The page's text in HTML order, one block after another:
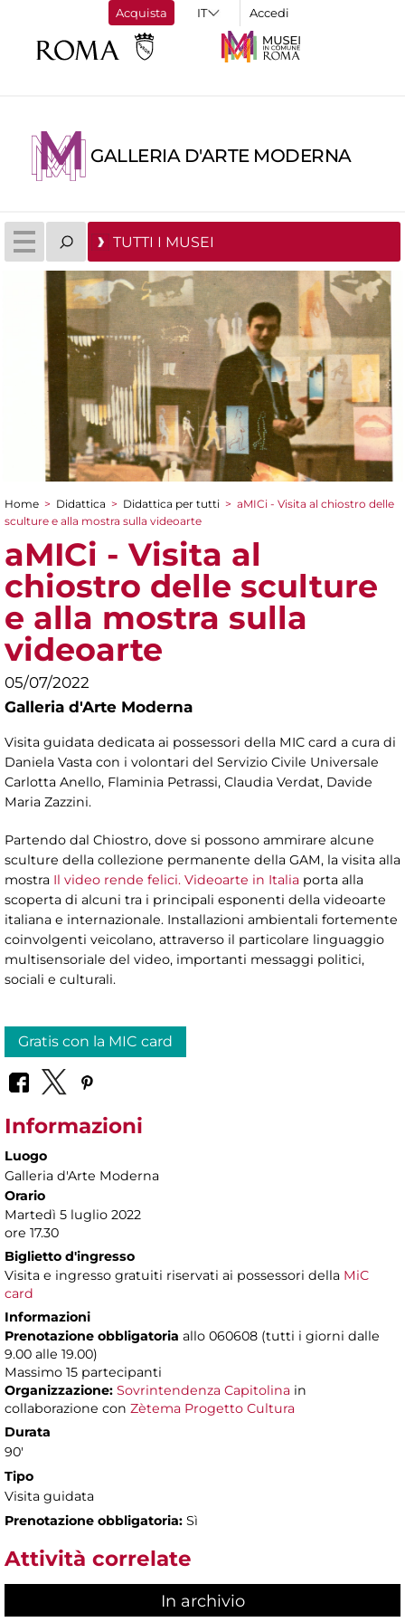
Acquista Accedi
GALLERIA D'ARTE MODERNA
TUTTI I MUSEI
Tu sei qui
Home > Didattica > Didattica per tutti > aMICi - Visita al chiostro delle
sculture e alla mostra sulla videoarte
aMICi - Visita al
chiostro delle sculture
e alla mostra sulla
videoarte
05/07/2022
Galleria d'Arte Moderna
Visita guidata dedicata ai possessori della MIC card a cura di
Daniela Vasta con i volontari del Servizio Civile Universale
Carlotta Anello, Flaminia Petrassi, Claudia Verdat, Davide
Maria Zazzini.
Partendo dal Chiostro, dove si possono ammirare alcune
sculture della collezione permanente della GAM, la visita alla
mostra Il video rende felici. Videoarte in Italia porta alla
scoperta di alcuni tra i principali esponenti della videoarte
italiana e internazionale. Installazioni ambientali fortemente
coinvolgenti veicolano, attraverso il particolare linguaggio
multisensoriale del video, importanti messaggi politici,
sociali e culturali.
Gratis con la MIC card
Informazioni
Luogo
Galleria d'Arte Moderna
Orario
Martedì 5 luglio 2022
ore 17.30
Biglietto d'ingresso
Visita e ingresso gratuiti riservati ai possessori della MiC
card
Informazioni
Prenotazione obbligatoria allo 060608 (tutti i giorni dalle
9.00 alle 19.00)
Massimo 15 partecipanti
Organizzazione: Sovrintendenza Capitolina in
collaborazione con Zètema Progetto Cultura
Durata
90'
Tipo
Visita guidata
Prenotazione obbligatoria: Sì
Attività correlate
In archivio